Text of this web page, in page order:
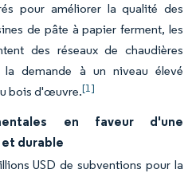
pour améliorer la qualité des
de pâte à papier ferment, les
des réseaux de chaudières
la demande à un niveau élevé
bois d'œuvre.[1]
en faveur d'une
durable
USD de subventions pour la